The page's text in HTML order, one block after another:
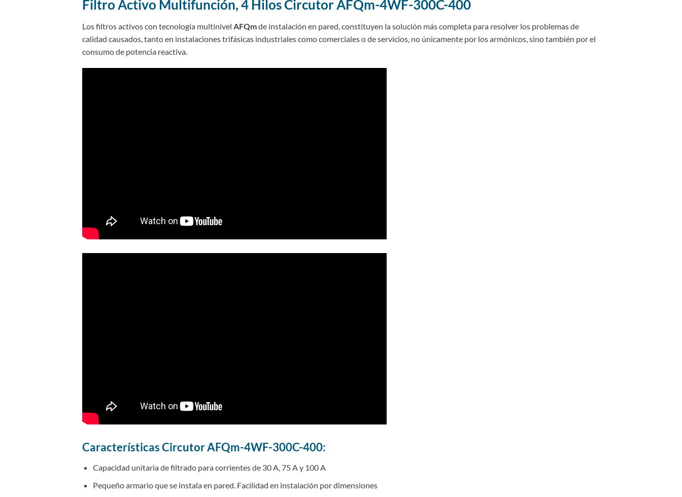
Filtro Activo Multifunción, 4 Hilos Circutor AFQm-4WF-300C-400
Los filtros activos con tecnología multinivel AFQmde instalación en pared, constituyen la solución más completa para resolver los problemas de
calidad causados, tanto en instalaciones trifásicas industriales como comerciales o de servicios, no únicamente por los armónicos, sino también por el
consumo de potencia reactiva.
Características CircutorAFQm-4WF-300C-400:
Capacidad unitaria de filtrado para corrientes de 30 A, 75 A y 100 A
Pequeño armario que se instala en pared. Facilidad en instalación por dimensiones